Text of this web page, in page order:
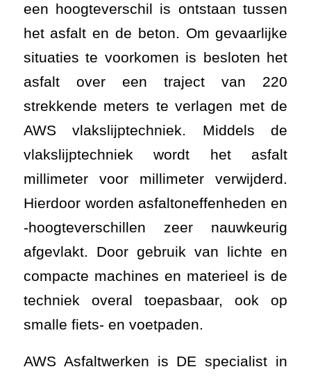
een hoogteverschil is ontstaan tussen
het asfalt en de beton. Om gevaarlijke
situaties te voorkomen is besloten het
asfalt over een traject van 220
strekkende meters te verlagen met de
AWS vlakslijptechniek. Middels de
vlakslijptechniek wordt het asfalt
millimeter voor millimeter verwijderd.
Hierdoor worden asfaltoneffenheden en
-hoogteverschillen zeer nauwkeurig
afgevlakt. Door gebruik van lichte en
compacte machines en materieel is de
techniek overal toepasbaar, ook op
smalle fiets- en voetpaden.
AWS Asfaltwerken is DE specialist in